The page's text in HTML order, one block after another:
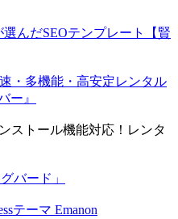
んだSEOテンプレート【賢
・多機能・高安定レンタル
ー』
ストール機能対応！レンタ
バード」
テーマ Emanon